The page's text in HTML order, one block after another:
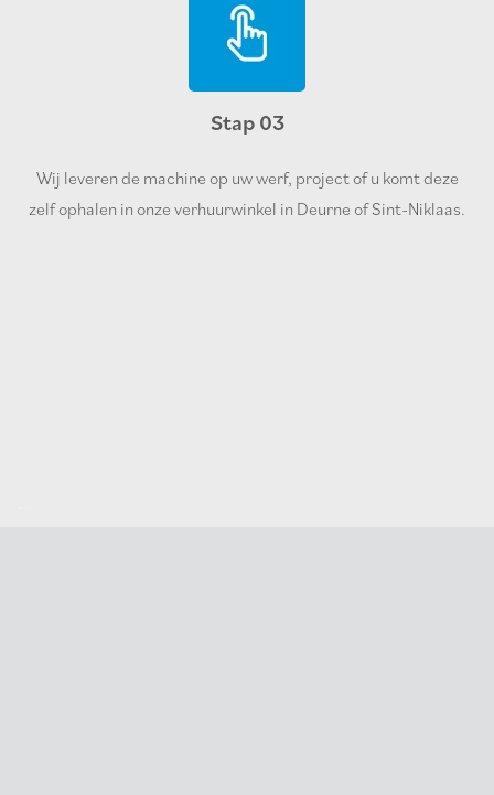
Stap 03
Wij leveren de machine op uw werf, project of u komt deze
zelf ophalen in onze verhuurwinkel in Deurne of Sint-Niklaas.